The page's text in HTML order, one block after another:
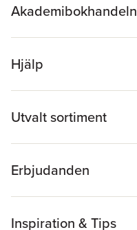
Akademibokhandeln
Hjälp
Utvalt sortiment
Erbjudanden
Inspiration & Tips